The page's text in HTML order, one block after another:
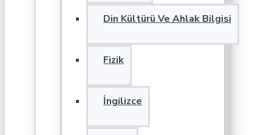
Din Kültürü Ve Ahlak Bilgisi
Fizik
İngilizce